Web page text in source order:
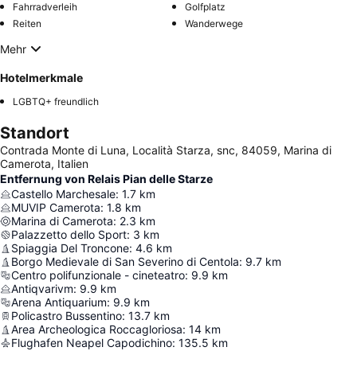
Fahrradverleih
Golfplatz
Reiten
Wanderwege
Mehr
Hotelmerkmale
LGBTQ+ freundlich
Standort
Contrada Monte di Luna, Località Starza, snc, 84059, Marina di
Camerota, Italien
Entfernung von Relais Pian delle Starze
Castello Marchesale: 1.7 km
MUVIP Camerota: 1.8 km
Marina di Camerota: 2.3 km
Palazzetto dello Sport: 3 km
Spiaggia Del Troncone: 4.6 km
Borgo Medievale di San Severino di Centola: 9.7 km
Centro polifunzionale - cineteatro: 9.9 km
Antiqvarivm: 9.9 km
Arena Antiquarium: 9.9 km
Policastro Bussentino: 13.7 km
Area Archeologica Roccagloriosa: 14 km
Flughafen Neapel Capodichino: 135.5 km